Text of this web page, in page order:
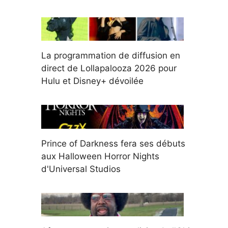
La programmation de diffusion en
direct de Lollapalooza 2026 pour
Hulu et Disney+ dévoilée
Prince of Darkness fera ses débuts
aux Halloween Horror Nights
d'Universal Studios